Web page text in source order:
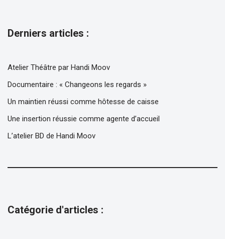
Derniers articles :
Atelier Théâtre par Handi Moov
Documentaire : « Changeons les regards »
Un maintien réussi comme hôtesse de caisse
Une insertion réussie comme agente d’accueil
L’atelier BD de Handi Moov
Catégorie d'articles :